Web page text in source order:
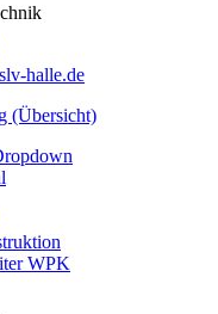
halle.de
(Übersicht)
WPK